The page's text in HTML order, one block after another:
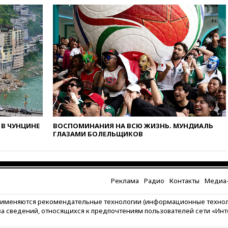
Брянской области
15:15В половине штатов США
зафиксирована вспышка
сальмонеллеза
14:57Жара в Европе может
нанести ущерб экономике в
размере €800 млрд
14:49Пентагон озаботился
критикой Трампа по поводу
дефицита боеприпасов
14:40В Германии задержан
украинец за шпионаж на
14:21АТОР сообщила о
снижении цен на авиабилеты
в России
14:19Масштабный сбой
произошел в рунете
ЧУНЦИНЕ
ВОСПОМИНАНИЯ НА ВСЮ ЖИЗНЬ. МУНДИАЛЬ
ГЛАЗАМИ БОЛЕЛЬЩИКОВ
Реклама Радио Контакты
рекомендательные технологии (информационные
сведений, относящихся к предпочтениям пользователей сети